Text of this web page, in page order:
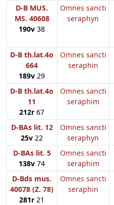
D-B MUS.
MS. 40608
190v 38
Omnes sancti
seraphyn
D-B th.lat.4o
664
189v 29
Omnes sancti
seraphin
D-B th.lat.4o
11
212r 67
Omnes sancti
seraphim
D-BAs lit. 12
25v 22
Omnes sancti
seraphyn
D-BAs lit. 5
138v 74
Omnes sancti
seraphim
D-Bds mus.
40078 (Z. 78)
281r 21
Omnes sancti
seraphin